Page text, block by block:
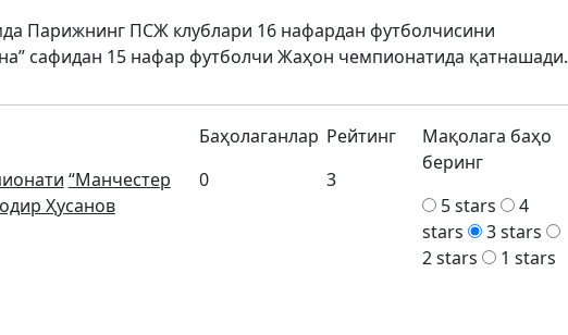
Парижнинг ПСЖ клублари 16 нафардан футболчисини
сафидан 15 нафар футболчи Жаҳон чемпионатида қатнашади.
“Манчестер
Ҳусанов
Баҳолаганлар
0
Рейтинг
3
Мақолага баҳо
беринг
5 stars
4
stars
3 stars
2 stars
1 stars